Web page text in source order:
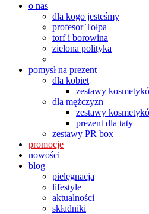
o nas
dla kogo jesteśmy
profesor Tołpa
torf i borowina
zielona polityka
pomysł na prezent
dla kobiet
zestawy
dla mężczyzn
zestawy
prezent dla taty
zestawy PR box
promocje
nowości
blog
pielęgnacja
lifestyle
aktualności
składniki